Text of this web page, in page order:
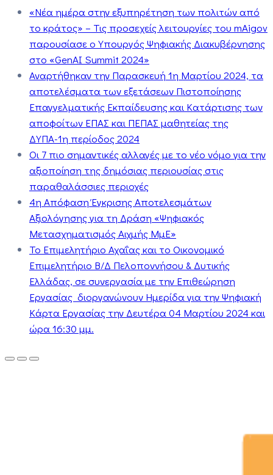
«Νέα ημέρα στην εξυπηρέτηση των πολιτών από
το κράτος» – Τις προσεχείς λειτουργίες του mAigov
παρουσίασε ο Υπουργός Ψηφιακής Διακυβέρνησης
στο «GenAI Summit 2024»
Αναρτήθηκαν την Παρασκευή 1η Μαρτίου 2024, τα
αποτελέσματα των εξετάσεων Πιστοποίησης
Επαγγελματικής Εκπαίδευσης και Κατάρτισης των
αποφοίτων ΕΠΑΣ και ΠΕΠΑΣ μαθητείας της
ΔΥΠΑ-1η περίοδος 2024
Οι 7 πιο σημαντικές αλλαγές με το νέο νόμο για την
αξιοποίηση της δημόσιας περιουσίας στις
παραθαλάσσιες περιοχές
4η Απόφαση Έγκρισης Αποτελεσμάτων
Αξιολόγησης για τη Δράση «Ψηφιακός
Μετασχηματισμός Αιχμής ΜμΕ»
Το Επιμελητήριο Αχαΐας και το Οικονομικό
Επιμελητήριο Β/Δ Πελοποννήσου & Δυτικής
Ελλάδας, σε συνεργασία με την Επιθεώρηση
Εργασίας διοργανώνουν Ημερίδα για την Ψηφιακή
Κάρτα Εργασίας την Δευτέρα 04 Μαρτίου 2024 και
ώρα 16:30 μμ.